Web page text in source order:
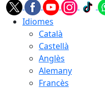
Idiomes
Català
Castellà
Anglès
Alemany
Francès